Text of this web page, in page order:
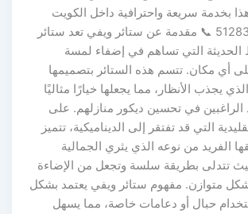
بخدمة سريعة واحترافية داخل الكويت
اتصل الان : 51283897 📞 مقدمة عن ستائر ويفي تعد ستائر
الحديثة التي تساهم في إضفاء لمسة
أي مكان. تتسم هذه الستائر بتصميمها
يجذب الأنظار، مما يجعلها خيارًا مثاليًا
الراغبين في تحسين ديكور منازلهم. على
التي قد تفتقر إلى الديناميكية، تتميز
الفريد من نوعه الذي يثري الجمالية
تتدلى بطريقة سلسة وتجعل من الإضاءة
متوازن. مفهوم ستائر ويفي يعتمد بشكل
حبال أو دعامات خاصة، مما يسهل